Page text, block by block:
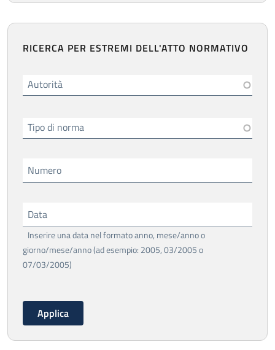
RICERCA PER ESTREMI DELL'ATTO NORMATIVO
Autorità
Tipo di norma
Numero
Data
Inserire una data nel formato anno, mese/anno o
giorno/mese/anno (ad esempio: 2005, 03/2005 o
07/03/2005)